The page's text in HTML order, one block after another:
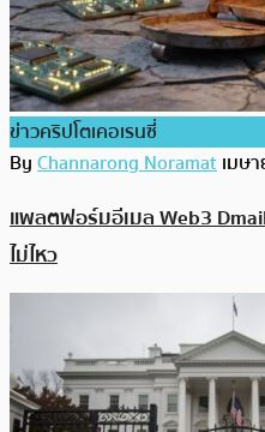
ข่าวคริปโตเคอเรนซี่
ByChannarong Noramatเมษ
แพลตฟอร์มอีเมล Web3
ไม่ไหว